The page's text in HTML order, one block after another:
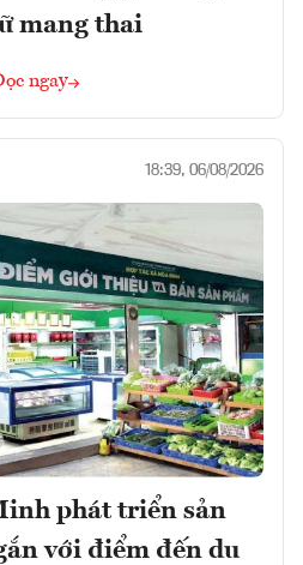
mang thai
ngay
18:39, 06/08/2026
phát triển sản
với điểm đến du